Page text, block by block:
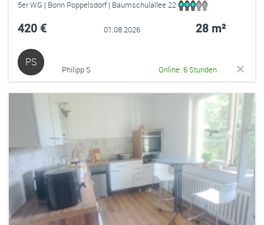
5er WG | Bonn Poppelsdorf | Baumschulallee 22
420 € 01.08.2026 28 m²
PS
Philipp S Online: 6 Stunden